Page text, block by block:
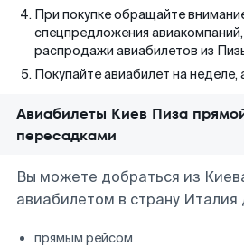
При покупке обращайте
спецпредложения авиакомпаний,
распродажи авиабилетов из
Покупайте авиабилет на неделе,
Авиабилеты Киев Пиза
пересадками
Вы можете добраться из
авиабилетом в страну
прямым рейсом